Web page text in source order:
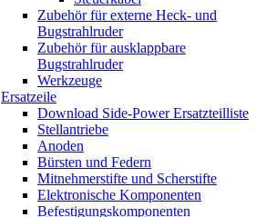
Zubehör für externe Heck- und
Bugstrahlruder
Zubehör für ausklappbare
Bugstrahlruder
Werkzeuge
Ersatzeile
Download Side-Power Ersatzteilliste
Stellantriebe
Anoden
Bürsten und Federn
Mitnehmerstifte und Scherstifte
Elektronische Komponenten
Befestigungskomponenten